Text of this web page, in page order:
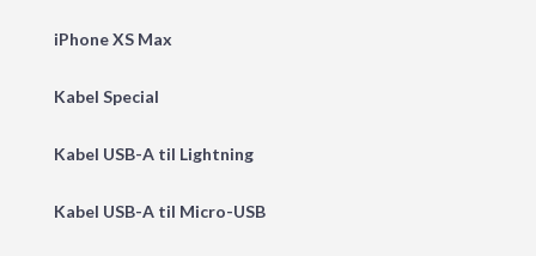
iPhone XS Max
Kabel Special
Kabel USB-A til Lightning
Kabel USB-A til Micro-USB